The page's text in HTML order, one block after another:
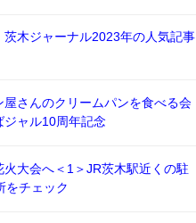
茨木ジャーナル2023年の人気記事
屋さんのクリームパンを食べる会
ジャル10周年記念
火大会へ＜1＞JR茨木駅近くの駐
をチェック